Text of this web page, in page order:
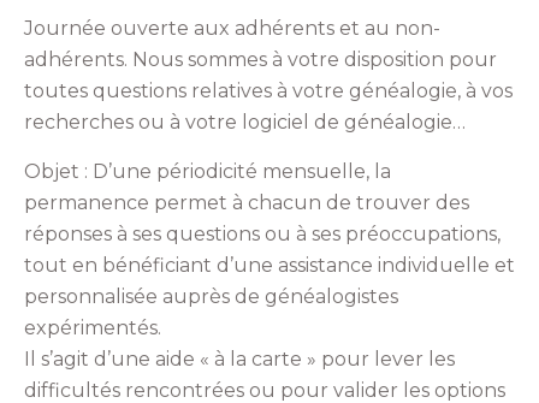
Journée ouverte aux adhérents et au non-
adhérents. Nous sommes à votre disposition pour
toutes questions relatives à votre généalogie, à vos
recherches ou à votre logiciel de généalogie…
Objet : D’une périodicité mensuelle, la
permanence permet à chacun de trouver des
réponses à ses questions ou à ses préoccupations,
tout en bénéficiant d’une assistance individuelle et
personnalisée auprès de généalogistes
expérimentés.
Il s’agit d’une aide « à la carte » pour lever les
difficultés rencontrées ou pour valider les options